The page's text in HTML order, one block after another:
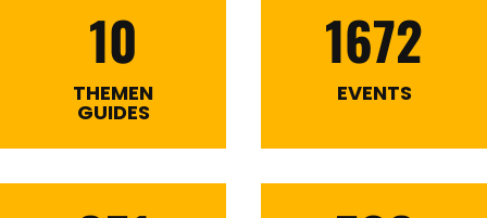
10
THEMEN
GUIDES
1672
EVENTS